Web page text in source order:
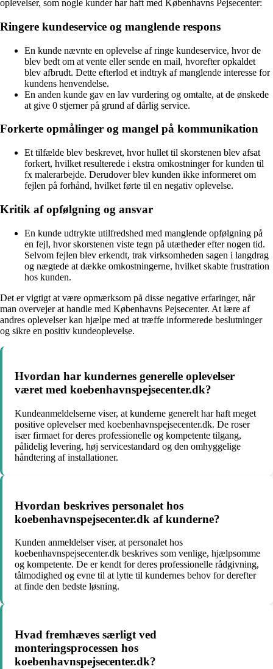
oplevelser, som nogle kunder har haft med Københavns Pejsecenter:
Ringere kundeservice og manglende respons
En kunde nævnte en oplevelse af ringe kundeservice, hvor de
blev bedt om at vente eller sende en mail, hvorefter opkaldet
blev afbrudt. Dette efterlod et indtryk af manglende interesse for
kundens henvendelse.
En anden kunde gav en lav vurdering og omtalte, at de ønskede
at give 0 stjerner på grund af dårlig service.
Forkerte opmålinger og mangel på kommunikation
Et tilfælde blev beskrevet, hvor hullet til skorstenen blev afsat
forkert, hvilket resulterede i ekstra omkostninger for kunden til
fx malerarbejde. Derudover blev kunden ikke informeret om
fejlen på forhånd, hvilket førte til en negativ oplevelse.
Kritik af opfølgning og ansvar
En kunde udtrykte utilfredshed med manglende opfølgning på
en fejl, hvor skorstenen viste tegn på utætheder efter nogen tid.
Selvom fejlen blev erkendt, trak virksomheden sagen i langdrag
og nægtede at dække omkostningerne, hvilket skabte frustration
hos kunden.
Det er vigtigt at være opmærksom på disse negative erfaringer, når
man overvejer at handle med Københavns Pejsecenter. At lære af
andres oplevelser kan hjælpe med at træffe informerede beslutninger
og sikre en positiv kundeoplevelse.
Hvordan har kundernes generelle oplevelser
været med koebenhavnspejsecenter.dk?
Kundeanmeldelserne viser, at kunderne generelt har haft meget
positive oplevelser med koebenhavnspejsecenter.dk. De roser
især firmaet for deres professionelle og kompetente tilgang,
pålidelig levering, høj servicestandard og den omhyggelige
håndtering af installationer.
Hvordan beskrives personalet hos
koebenhavnspejsecenter.dk af kunderne?
Kunden anmeldelser viser, at personalet hos
koebenhavnspejsecenter.dk beskrives som venlige, hjælpsomme
og kompetente. De er kendt for deres professionelle rådgivning,
tålmodighed og evne til at lytte til kundernes behov for derefter
at finde den bedste løsning.
Hvad fremhæves særligt ved
monteringsprocessen hos
koebenhavnspejsecenter.dk?